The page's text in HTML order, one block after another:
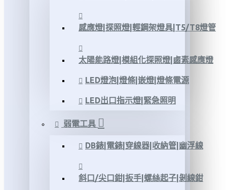
感應燈|探照燈|輕鋼架燈具|T5/T8燈管
太陽能路燈|模組化探照燈|鹵素感應燈
LED燈泡|燈條|嵌燈|燈條電源
LED出口指示燈|緊急照明
弱電工具
DB錶|電錶|穿線器|收納管|幽浮線
斜口/尖口鉗|扳手|螺絲起子|剝線鉗